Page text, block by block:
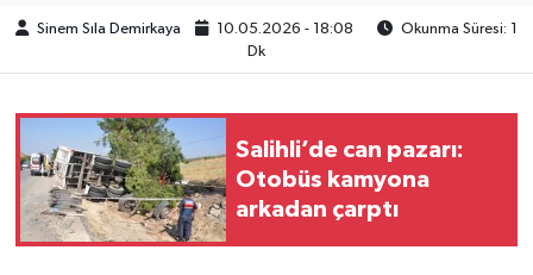
Sinem Sıla Demirkaya 10.05.2026 - 18:08
Okunma Süresi: 1
Dk
Salihli’de can pazarı:
Otobüs kamyona
arkadan çarptı